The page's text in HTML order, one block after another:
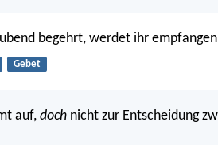
begehrt, werdet ihr
Gebet
auf, doch nicht zur Entscheidung